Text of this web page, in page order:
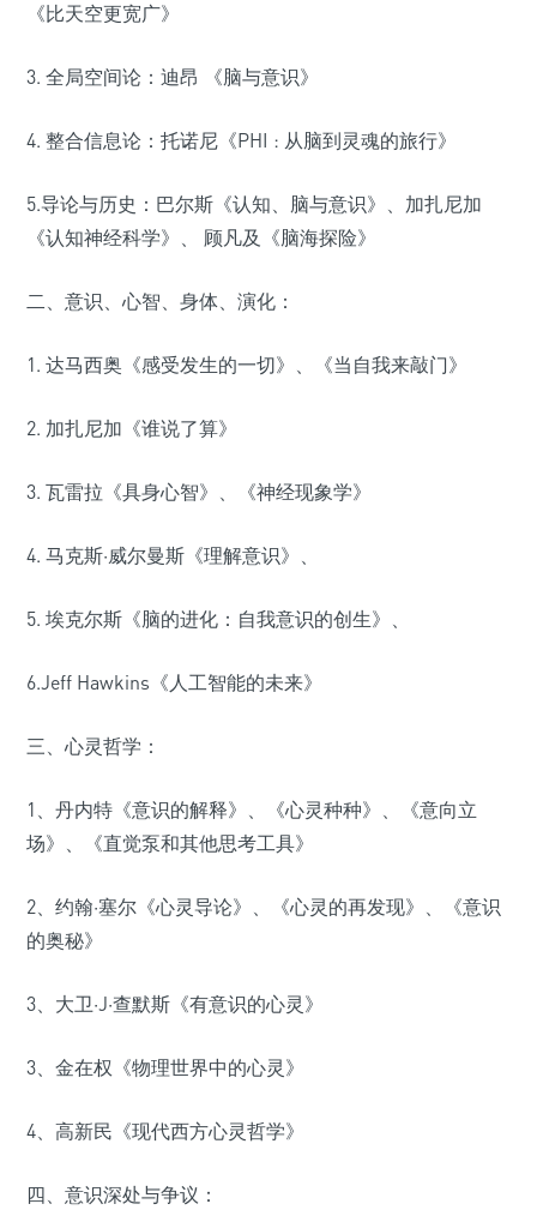
《比天空更宽广》
3. 全局空间论：迪昂 《脑与意识》
4. 整合信息论：托诺尼《PHI : 从脑到灵魂的旅行》
5.导论与历史：巴尔斯《认知、脑与意识》、加扎尼加
《认知神经科学》、 顾凡及《脑海探险》
二、意识、心智、身体、演化：
1. 达马西奥《感受发生的一切》、《当自我来敲门》
2. 加扎尼加《谁说了算》
3. 瓦雷拉《具身心智》、《神经现象学》
4. 马克斯·威尔曼斯《理解意识》、
5. 埃克尔斯《脑的进化：自我意识的创生》、
6.Jeff Hawkins《人工智能的未来》
三、心灵哲学：
1、丹内特《意识的解释》、《心灵种种》、《意向立
场》、《直觉泵和其他思考工具》
2、约翰·塞尔《心灵导论》、《心灵的再发现》、《意识
的奥秘》
3、大卫·J·查默斯《有意识的心灵》
3、金在权《物理世界中的心灵》
4、高新民《现代西方心灵哲学》
四、意识深处与争议：